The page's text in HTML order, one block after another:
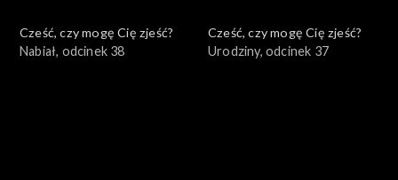
Cześć, czy mogę Cię zjeść?
Nabiał, odcinek 38
Cześć, czy mogę Cię zjeść?
Urodziny, odcinek 37